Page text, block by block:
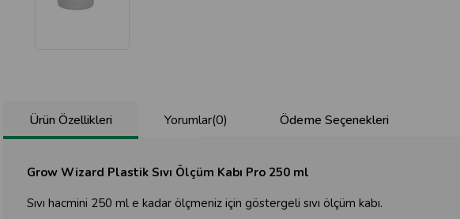
Ürün Özellikleri Yorumlar(0) Ödeme Seçenekleri
Grow Wizard Plastik Sıvı Ölçüm Kabı Pro 250 ml
Sıvı hacmini 250 ml e kadar ölçmeniz için göstergeli sıvı ölçüm kabı.